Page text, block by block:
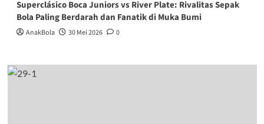
Superclásico Boca Juniors vs River Plate: Rivalitas Sepak
Bola Paling Berdarah dan Fanatik di Muka Bumi
AnakBola 30 Mei 2026 0